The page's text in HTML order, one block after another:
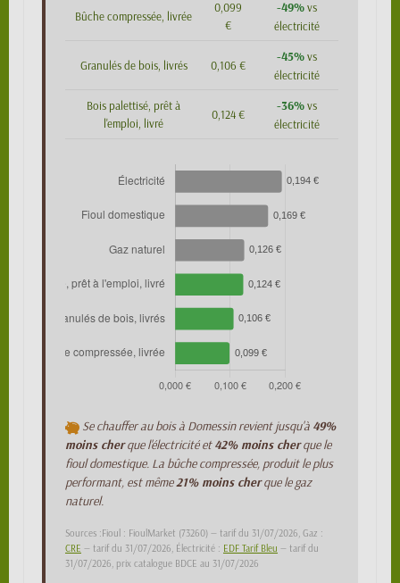
Bûche compressée, livrée
0,099
€
-49%vs
électricité
Granulés de bois, livrés 0,106 €
-45%vs
électricité
Bois palettisé, prêt à
l'emploi, livré
0,124 €
-36%vs
électricité
Se chauffer au bois à Domessin revient jusqu'à 49%
moins cherque l'électricité et42% moins cherque le
fioul domestique. La bûche compressée, produit le plus
performant, est même21% moins cherque le gaz
naturel.
Sources :Fioul : FioulMarket (73260) — tarif du 31/07/2026, Gaz :
CRE — tarif du 31/07/2026, Électricité : EDF Tarif Bleu — tarif du
31/07/2026, prix catalogue BDCE au 31/07/2026